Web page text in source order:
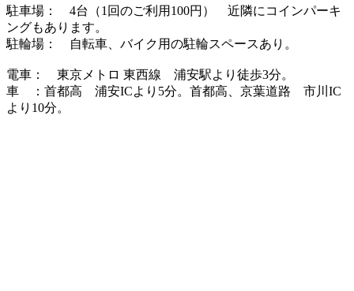
駐車場： 4台（1回のご利用100円） 近隣にコインパーキ
ングもあります。
駐輪場： 自転車、バイク用の駐輪スペースあり。
電車： 東京メトロ 東西線 浦安駅より徒歩3分。
車 ：首都高 浦安ICより5分。首都高、京葉道路 市川IC
より10分。